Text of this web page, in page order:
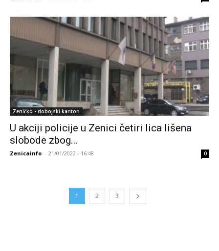
Zeničko - dobojski kanton
U akciji policije u Zenici četiri lica lišena
slobode zbog...
Zenicainfo - 21/01/2022 - 16:48 0
1 2 3